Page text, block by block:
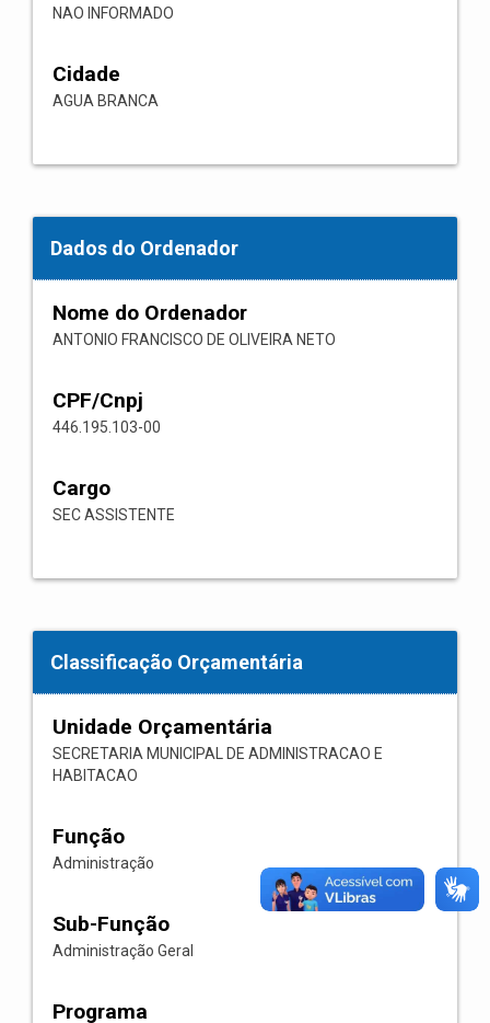
NAO INFORMADO
Cidade
AGUA BRANCA
Dados do Ordenador
Nome do Ordenador
ANTONIO FRANCISCO DE OLIVEIRA NETO
CPF/Cnpj
446.195.103-00
Cargo
SEC ASSISTENTE
Classificação Orçamentária
Unidade Orçamentária
SECRETARIA MUNICIPAL DE ADMINISTRACAO E
HABITACAO
Função
Administração
Sub-Função
Administração Geral
Programa